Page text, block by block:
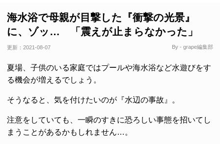
海水浴で母親が目撃した『衝撃の光景』
に、ゾッ… 「震えが止まらなかった」
更新： 2021-08-07 By - grape編集部
夏場、子供のいる家庭ではプールや海水浴など水遊びをす
る機会が増えるでしょう。
そうなると、気を付けたいのが『水辺の事故』。
注意をしていても、一瞬のすきに恐ろしい事態を招いてし
まうことがあるかもしれません…。